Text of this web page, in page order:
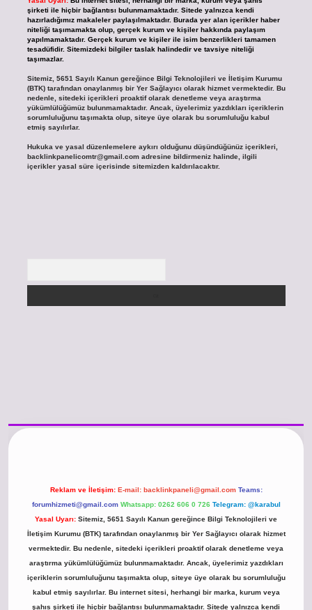
şirketi ile hiçbir bağlantısı bulunmamaktadır. Sitede yalnızca kendi
hazırladığımız makaleler paylaşılmaktadır. Burada yer alan içerikler haber
niteliği taşımamakta olup, gerçek kurum ve kişiler hakkında paylaşım
yapılmamaktadır. Gerçek kurum ve kişiler ile isim benzerlikleri tamamen
tesadüfidir. Sitemizdeki bilgiler taslak halindedir ve tavsiye niteliği
taşımazlar.
Sitemiz, 5651 Sayılı Kanun gereğince Bilgi Teknolojileri ve İletişim Kurumu
(BTK) tarafından onaylanmış bir Yer Sağlayıcı olarak hizmet vermektedir. Bu
nedenle, sitedeki içerikleri proaktif olarak denetleme veya araştırma
yükümlülüğümüz bulunmamaktadır. Ancak, üyelerimiz yazdıkları içeriklerin
sorumluluğunu taşımakta olup, siteye üye olarak bu sorumluluğu kabul
etmiş sayılırlar.
Hukuka ve yasal düzenlemelere aykırı olduğunu düşündüğünüz içerikleri,
backlinkpanelicomtr@gmail.comadresine bildirmeniz halinde, ilgili
içerikler yasal süre içerisinde sitemizden kaldırılacaktır.
Reklam ve İletişim: E-mail: backlinkpaneli@gmail.com Teams:
forumhizmeti@gmail.com Whatsapp: 0262 606 0 726 Telegram: @karabul
Yasal Uyarı: Sitemiz, 5651 Sayılı Kanun gereğince Bilgi Teknolojileri ve
İletişim Kurumu (BTK) tarafından onaylanmış bir Yer Sağlayıcı olarak hizmet
vermektedir. Bu nedenle, sitedeki içerikleri proaktif olarak denetleme veya
araştırma yükümlülüğümüz bulunmamaktadır. Ancak, üyelerimiz yazdıkları
içeriklerin sorumluluğunu taşımakta olup, siteye üye olarak bu sorumluluğu
kabul etmiş sayılırlar. Bu internet sitesi, herhangi bir marka, kurum veya
şahıs şirketi ile hiçbir bağlantısı bulunmamaktadır. Sitede yalnızca kendi